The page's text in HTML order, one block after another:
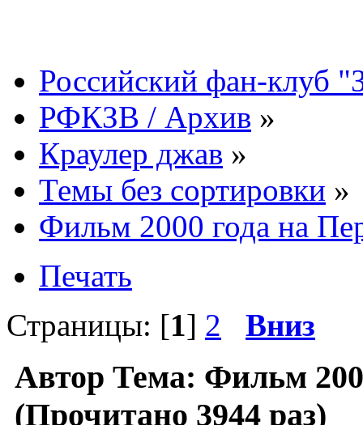
Российский фан-клуб
РФКЗВ / Архив »
Краулер джав »
Темы без сортировки »
Фильм 2000 года на
Печать
Страницы: [1] 2 Вниз
Автор Тема: Фильм
(Прочитано 3944 раз)